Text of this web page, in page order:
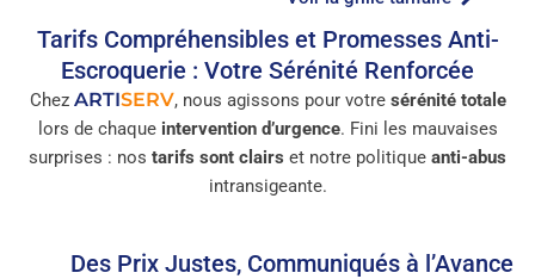
Tarifs Compréhensibles et Promesses Anti-
Escroquerie : Votre Sérénité Renforcée
Chez ARTISERV, nous agissons pour votre sérénité totale
lors de chaque intervention d’urgence. Fini les mauvaises
surprises : nos tarifs sont clairs et notre politique anti-abus
intransigeante.
Des Prix Justes, Communiqués à l’Avance